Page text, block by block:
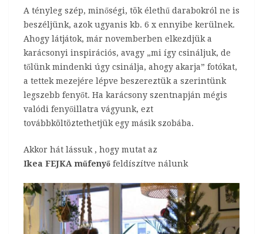
A tényleg szép, minőségi, tök élethű darabokról ne is
beszéljünk, azok ugyanis kb. 6 x ennyibe kerülnek.
Ahogy látjátok, már novemberben elkezdjük a
karácsonyi inspirációs, avagy „mi így csináljuk, de
tőlünk mindenki úgy csinálja, ahogy akarja” fotókat,
a tettek mezejére lépve beszereztük a szerintünk
legszebb fenyőt. Ha karácsony szentnapján mégis
valódi fenyőillatra vágyunk, ezt
továbbköltöztethetjük egy másik szobába.
Akkor hát lássuk , hogy mutat az
Ikea FEJKA műfenyő feldíszítve nálunk